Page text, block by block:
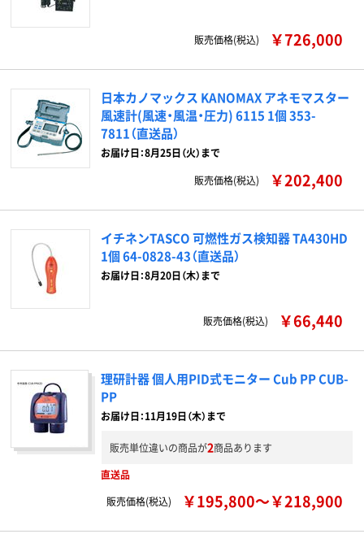
販売価格(税込) ￥726,000
日本カノマックス KANOMAX アネモマスター
風速計(風速・風温・圧力) 6115 1個 353-
7811（直送品）
お届け日：8月25日（火）まで
販売価格(税込)
￥202,400
イチネンTASCO 可燃性ガス検知器 TA430HD
1個 64-0828-43（直送品）
お届け日：8月20日（木）まで
販売価格(税込) ￥66,440
理研計器 個人用PID式モニター Cub PP CUB-
PP
お届け日：11月19日（木）まで
販売単位違いの商品が2商品あります
直送品
販売価格(税込)
￥195,800～￥218,900